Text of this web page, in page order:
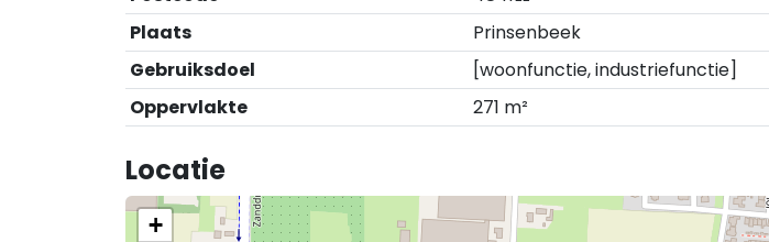
Plaats
Prinsenbeek
Gebruiksdoel
[woonfunctie, industriefunctie]
Oppervlakte
271 m²
Locatie
+